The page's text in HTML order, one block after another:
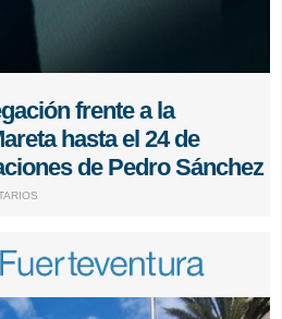
frente a la
hasta el 24 de
de Pedro Sánchez